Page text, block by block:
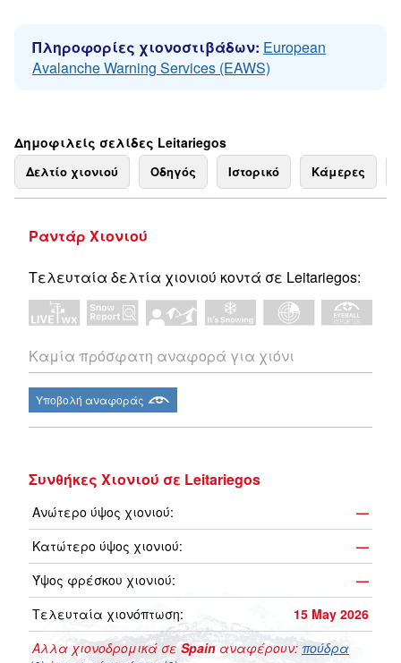
Πληροφορίες χιονοστιβάδων: European
Avalanche Warning Services (EAWS)
Δημοφιλείς σελίδες Leitariegos
Δελτίο χιονιού Οδηγός Ιστορικό Κάμερες
Ραντάρ Χιονιού
Τελευταία δελτία χιονιού κοντά σε Leitariegos:
Καμία πρόσφατη αναφορά για χιόνι
Υποβολή αναφοράς
Συνθήκες Χιονιού σε Leitariegos
Ανώτερο ύψος χιονιού:
—
Κατώτερο ύψος χιονιού:
—
Ύψος φρέσκου χιονιού:
—
Τελευταία χιονόπτωση:
15 May 2026
Αλλα χιονοδρομικά σεSpain αναφέρουν: πούδρα